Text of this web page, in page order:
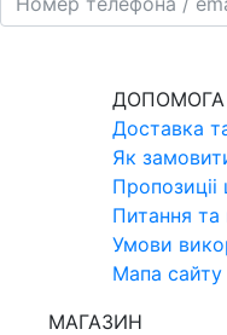
ДОПОМОГА
Доставка
Як
Пропозицii
Питання та
Умови
Мапа сайту
МАГАЗИН